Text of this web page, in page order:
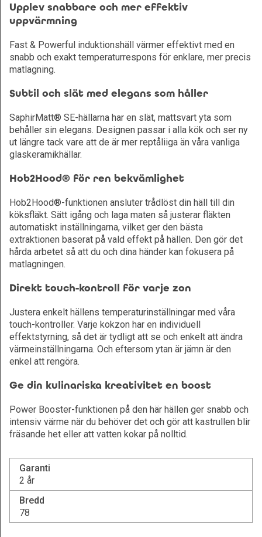
Upplev snabbare och mer effektiv
uppvärmning
Fast & Powerful induktionshäll värmer effektivt med en
snabb och exakt temperaturrespons för enklare, mer precis
matlagning.
Subtil och slät med elegans som håller
SaphirMatt® SE-hällarna har en slät, mattsvart yta som
behåller sin elegans. Designen passar i alla kök och ser ny
ut längre tack vare att de är mer reptåliiga än våra vanliga
glaskeramikhällar.
Hob2Hood® för ren bekvämlighet
Hob2Hood®-funktionen ansluter trådlöst din häll till din
köksfläkt. Sätt igång och laga maten så justerar fläkten
automatiskt inställningarna, vilket ger den bästa
extraktionen baserat på vald effekt på hällen. Den gör det
hårda arbetet så att du och dina händer kan fokusera på
matlagningen.
Direkt touch-kontroll för varje zon
Justera enkelt hällens temperaturinställningar med våra
touch-kontroller. Varje kokzon har en individuell
effektstyrning, så det är tydligt att se och enkelt att ändra
värmeinställningarna. Och eftersom ytan är jämn är den
enkel att rengöra.
Ge din kulinariska kreativitet en boost
Power Booster-funktionen på den här hällen ger snabb och
intensiv värme när du behöver det och gör att kastrullen blir
fräsande het eller att vatten kokar på nolltid.
Garanti
2 år
Bredd
78